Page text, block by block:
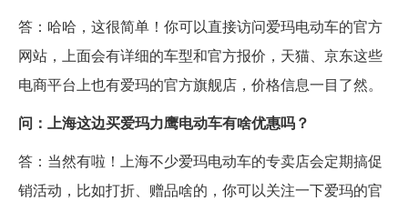
答：哈哈，这很简单！你可以直接访问爱玛电动车的官方
网站，上面会有详细的车型和官方报价，天猫、京东这些
电商平台上也有爱玛的官方旗舰店，价格信息一目了然。
问：上海这边买爱玛力鹰电动车有啥优惠吗？
答：当然有啦！上海不少爱玛电动车的专卖店会定期搞促
销活动，比如打折、赠品啥的，你可以关注一下爱玛的官